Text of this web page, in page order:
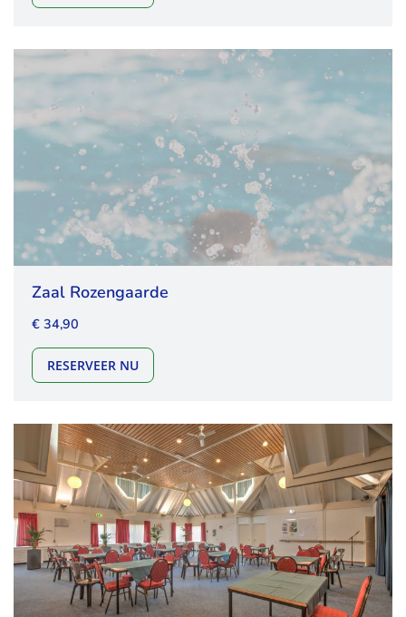
Zaal Rozengaarde
€ 34,90
RESERVEER NUZAAL ROZENGAARDE